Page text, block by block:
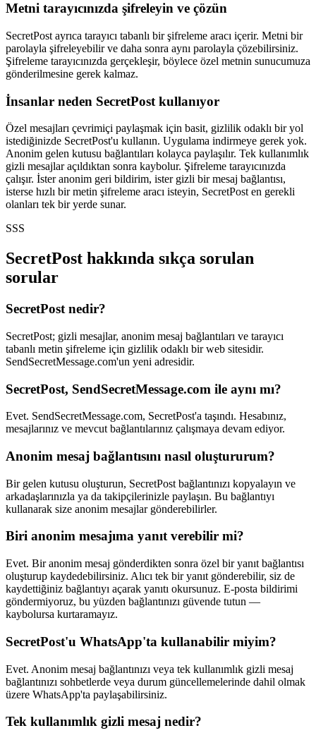
Metni tarayıcınızda şifreleyin ve çözün
SecretPost ayrıca tarayıcı tabanlı bir şifreleme aracı içerir. Metni bir
parolayla şifreleyebilir ve daha sonra aynı parolayla çözebilirsiniz.
Şifreleme tarayıcınızda gerçekleşir, böylece özel metnin sunucumuza
gönderilmesine gerek kalmaz.
İnsanlar neden SecretPost kullanıyor
Özel mesajları çevrimiçi paylaşmak için basit, gizlilik odaklı bir yol
istediğinizde SecretPost'u kullanın. Uygulama indirmeye gerek yok.
Anonim gelen kutusu bağlantıları kolayca paylaşılır. Tek kullanımlık
gizli mesajlar açıldıktan sonra kaybolur. Şifreleme tarayıcınızda
çalışır. İster anonim geri bildirim, ister gizli bir mesaj bağlantısı,
isterse hızlı bir metin şifreleme aracı isteyin, SecretPost en gerekli
olanları tek bir yerde sunar.
SSS
SecretPost hakkında sıkça sorulan
sorular
SecretPost nedir?
SecretPost; gizli mesajlar, anonim mesaj bağlantıları ve tarayıcı
tabanlı metin şifreleme için gizlilik odaklı bir web sitesidir.
SendSecretMessage.com'un yeni adresidir.
SecretPost, SendSecretMessage.com ile aynı mı?
Evet. SendSecretMessage.com, SecretPost'a taşındı. Hesabınız,
mesajlarınız ve mevcut bağlantılarınız çalışmaya devam ediyor.
Anonim mesaj bağlantısını nasıl oluştururum?
Bir gelen kutusu oluşturun, SecretPost bağlantınızı kopyalayın ve
arkadaşlarınızla ya da takipçilerinizle paylaşın. Bu bağlantıyı
kullanarak size anonim mesajlar gönderebilirler.
Biri anonim mesajıma yanıt verebilir mi?
Evet. Bir anonim mesaj gönderdikten sonra özel bir yanıt bağlantısı
oluşturup kaydedebilirsiniz. Alıcı tek bir yanıt gönderebilir, siz de
kaydettiğiniz bağlantıyı açarak yanıtı okursunuz. E-posta bildirimi
göndermiyoruz, bu yüzden bağlantınızı güvende tutun —
kaybolursa kurtaramayız.
SecretPost'u WhatsApp'ta kullanabilir miyim?
Evet. Anonim mesaj bağlantınızı veya tek kullanımlık gizli mesaj
bağlantınızı sohbetlerde veya durum güncellemelerinde dahil olmak
üzere WhatsApp'ta paylaşabilirsiniz.
Tek kullanımlık gizli mesaj nedir?